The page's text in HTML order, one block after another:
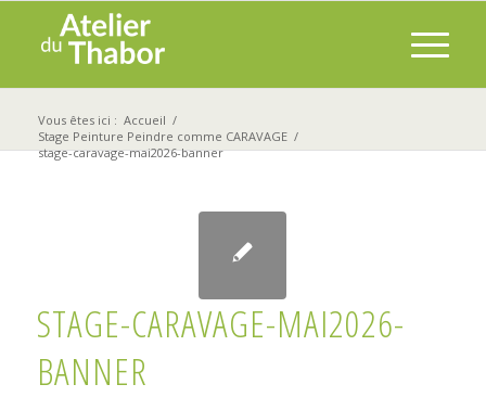
Vous êtes ici : Accueil /
Stage Peinture Peindre comme CARAVAGE /
stage-caravage-mai2026-banner
STAGE-CARAVAGE-MAI2026-
BANNER